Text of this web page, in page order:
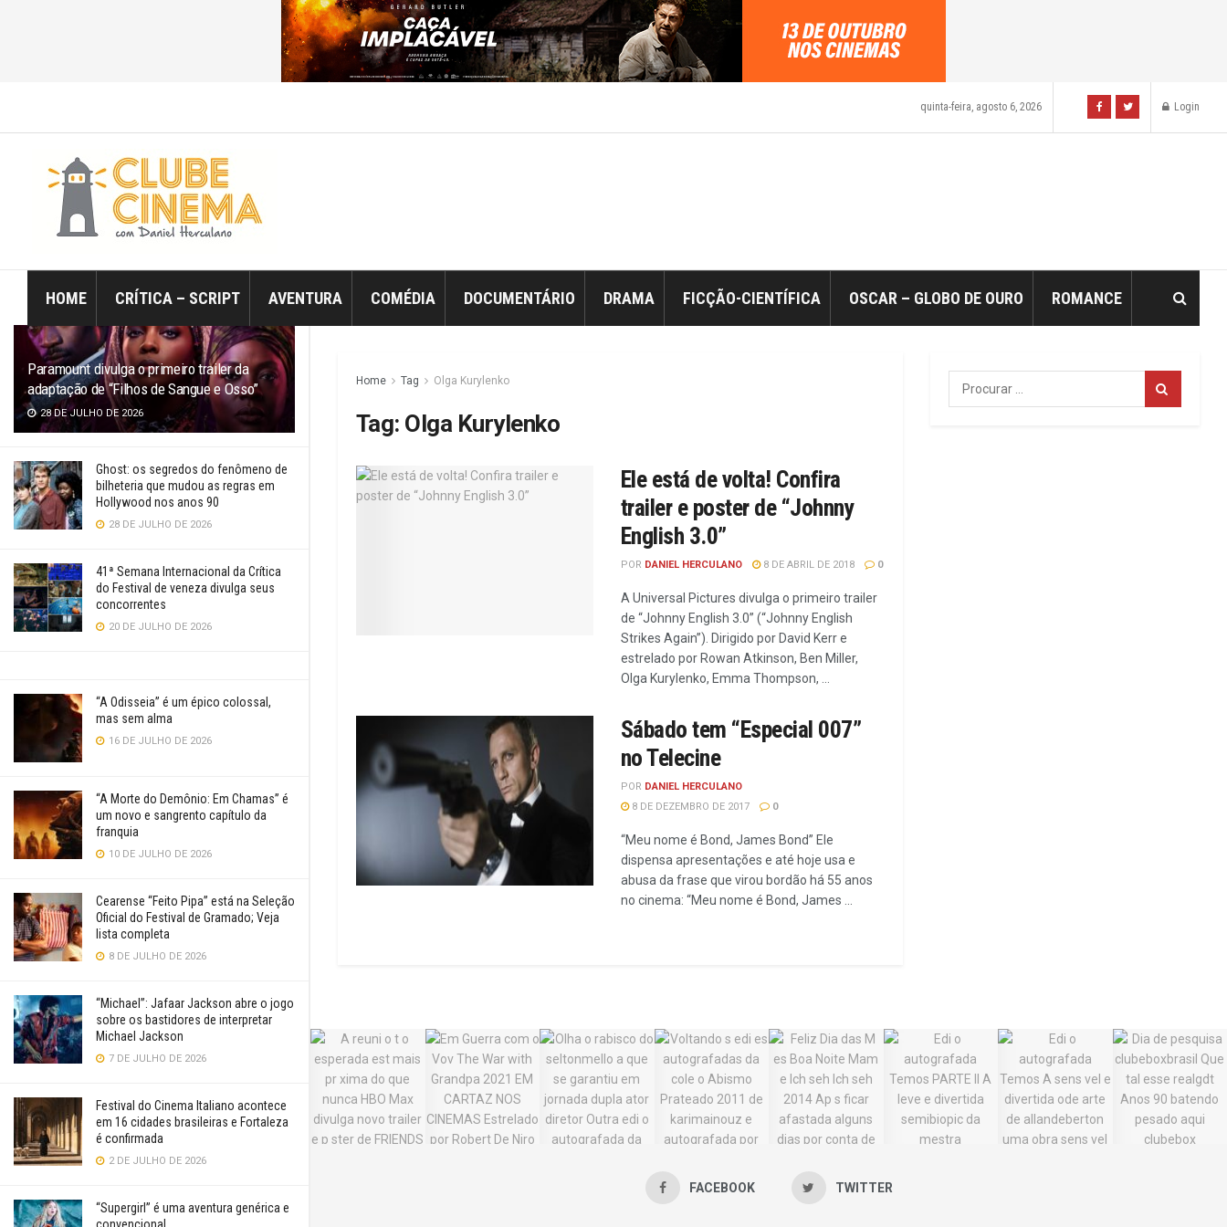
Paramount divulga o primeiro trailer da
adaptação de “Filhos de Sangue e Osso”
28 DE JULHO DE 2026
Ghost: os segredos do fenômeno de
bilheteria que mudou as regras em
Hollywood nos anos 90
28 DE JULHO DE 2026
41ª Semana Internacional da Crítica
do Festival de veneza divulga seus
concorrentes
20 DE JULHO DE 2026
“A Odisseia” é um épico colossal,
mas sem alma
16 DE JULHO DE 2026
“A Morte do Demônio: Em Chamas” é
um novo e sangrento capítulo da
franquia
10 DE JULHO DE 2026
Cearense “Feito Pipa” está na Seleção
Oficial do Festival de Gramado; Veja
lista completa
8 DE JULHO DE 2026
“Michael”: Jafaar Jackson abre o jogo
sobre os bastidores de interpretar
Michael Jackson
7 DE JULHO DE 2026
Festival do Cinema Italiano acontece
em 16 cidades brasileiras e Fortaleza
é confirmada
2 DE JULHO DE 2026
“Supergirl” é uma aventura genérica e
quinta-feira, agosto 6, 2026 Login
HOME CRÍTICA – SCRIPT AVENTURA COMÉDIA DOCUMENTÁRIO DRAMA FICÇÃO-CIENTÍFICA OSCAR – GLOBO DE OURO ROMANCE
Home Tag Olga Kurylenko
Tag: Olga Kurylenko
Ele está de volta! Confira
trailer e poster de “Johnny
English 3.0”
POR DANIEL HERCULANO 8 DE ABRIL DE 2018 0
A Universal Pictures divulga o primeiro trailer
de “Johnny English 3.0” (“Johnny English
Strikes Again”). Dirigido por David Kerr e
estrelado por Rowan Atkinson, Ben Miller,
Olga Kurylenko, Emma Thompson, ...
Sábado tem “Especial 007”
no Telecine
POR DANIEL HERCULANO
8 DE DEZEMBRO DE 2017
0
“Meu nome é Bond, James Bond” Ele
dispensa apresentações e até hoje usa e
abusa da frase que virou bordão há 55 anos
no cinema: “Meu nome é Bond, James ...
FACEBOOK TWITTER